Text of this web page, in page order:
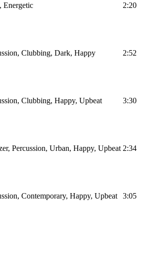
Energetic 2:20
Clubbing, Dark, Happy 2:52
Clubbing, Happy, Upbeat 3:30
Percussion, Urban, Happy, Upbeat 2:34
Contemporary, Happy, Upbeat 3:05